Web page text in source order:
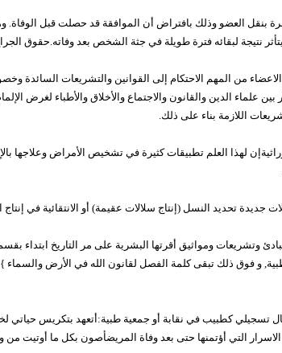
العضو وذلك بافتراض أن الموافقة قد حصلت قبل الوفاة.
لبقائه فترة طويلة في جثة الشخص بعد وفاته.حقوق
من المهم الاحتكام إلى القوانين والتشريعات السائدة
علماء الدين والقانون والاجتماع والأخلاق والأطباء لغرض
اللازمة بناء على ذلك.
لهذا العلم تطبيقات كثيرة في تشخيص الأمراض وعلاجها
جديدة تحديد النسل (إنتاج سلالات عقيمة) أو الانتقائية في إنتاج
وتشريعات ومواثيق أقرتها البشرية على مر التاريخ ابتداء
و فوق ذلك تبقى كلمة الفصل لقانون الله في الأرض
الدوليةإعلان جنيفا للجمعية الطبية العالمية 1968 في حال تسجيلي كطبيب في نقابة أو جمعية
التي أؤتمنها حتى بعد وفاة المريضأصون بكل ما أوتيت من